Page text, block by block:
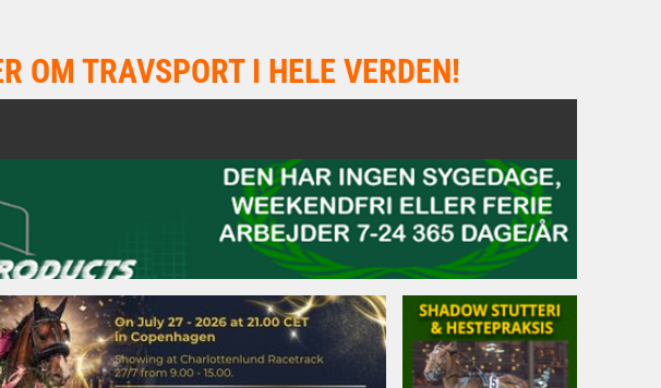
OM TRAVSPORT I HELE VERDEN!